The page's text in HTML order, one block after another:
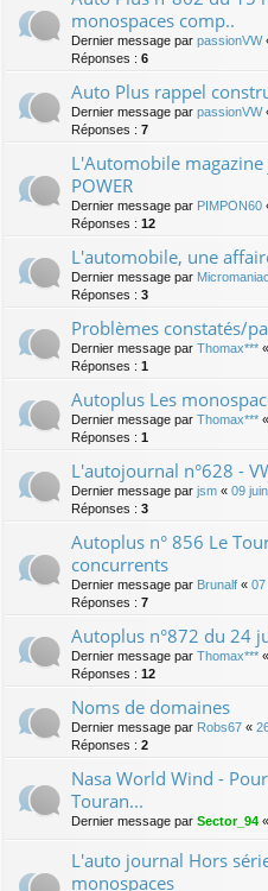
monospaces comp..
Dernier message par passionVW
Réponses : 6
Auto Plus rappel
Dernier message par passionVW
Réponses : 7
L'Automobile
POWER
Dernier message par PIMPON60
Réponses : 12
L'automobile, une
Dernier message par Micromaniac
Réponses : 3
Problèmes constatés/
Dernier message par Thomax*** «
Réponses : 1
Autoplus Les
Dernier message par Thomax*** «
Réponses : 1
L'autojournal n°628 -
Dernier message par jsm « 09
Réponses : 3
Autoplus n° 856 Le
concurrents
Dernier message par Brunalf « 07
Réponses : 7
Autoplus n°872 du 24
Dernier message par Thomax*** «
Réponses : 12
Noms de domaines
Dernier message par Robs67 «
Réponses : 2
Nasa World Wind -
Touran...
Dernier message par Sector_94 «
L'auto journal Hors
monospaces